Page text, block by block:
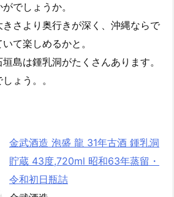
でしょうか。
さより奥行きが深く、沖縄ならで
て楽しめるかと。
島は鍾乳洞がたくさんあります。
ょう。。
金武酒造 泡盛 龍 31年古酒 鍾乳洞
貯蔵 43度,720ml 昭和63年蒸留・
令和初日瓶詰